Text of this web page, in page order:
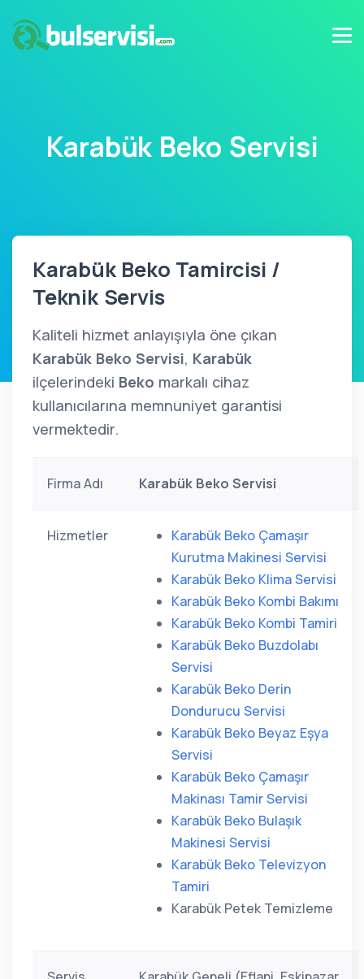
Karabük Beko Servisi
Karabük Beko Tamircisi /
Teknik Servis
Kaliteli hizmet anlayışıyla öne çıkan
Karabük Beko Servisi, Karabük
ilçelerindeki Beko markalı cihaz
kullanıcılarına memnuniyet garantisi
vermektedir.
Firma Adı Karabük Beko Servisi
Hizmetler
Karabük Beko Çamaşır
Kurutma Makinesi Servisi
Karabük Beko Klima Servisi
Karabük Beko Kombi Bakımı
Karabük Beko Kombi Tamiri
Karabük Beko Buzdolabı
Servisi
Karabük Beko Derin
Dondurucu Servisi
Karabük Beko Beyaz Eşya
Servisi
Karabük Beko Çamaşır
Makinası Tamir Servisi
Karabük Beko Bulaşık
Makinesi Servisi
Karabük Beko Televizyon
Tamiri
Karabük Petek Temizleme